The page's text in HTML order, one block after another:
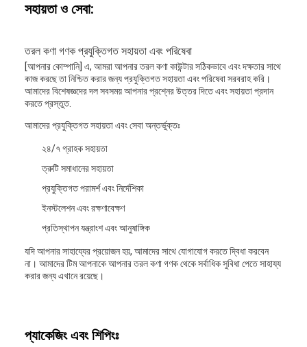
সহায়তা ও সেবা:
তরল কণা গণক প্রযুক্তিগত সহায়তা এবং পরিষেবা
[আপনার কোম্পানি] এ, আমরা আপনার তরল কণা কাউন্টার সঠিকভাবে এবং দক্ষতার সাথে
কাজ করছে তা নিশ্চিত করার জন্য প্রযুক্তিগত সহায়তা এবং পরিষেবা সরবরাহ করি।
আমাদের বিশেষজ্ঞদের দল সবসময় আপনার প্রশ্নের উত্তর দিতে এবং সহায়তা প্রদান
করতে প্রস্তুত.
আমাদের প্রযুক্তিগত সহায়তা এবং সেবা অন্তর্ভুক্তঃ
২৪/৭ গ্রাহক সহায়তা
ত্রুটি সমাধানের সহায়তা
প্রযুক্তিগত পরামর্শ এবং নির্দেশিকা
ইনস্টলেশন এবং রক্ষণাবেক্ষণ
প্রতিস্থাপন যন্ত্রাংশ এবং আনুষাঙ্গিক
যদি আপনার সাহায্যের প্রয়োজন হয়, আমাদের সাথে যোগাযোগ করতে দ্বিধা করবেন
না। আমাদের টিম আপনাকে আপনার তরল কণা গণক থেকে সর্বাধিক সুবিধা পেতে সাহায্য
করার জন্য এখানে রয়েছে।
প্যাকেজিং এবং শিপিংঃ